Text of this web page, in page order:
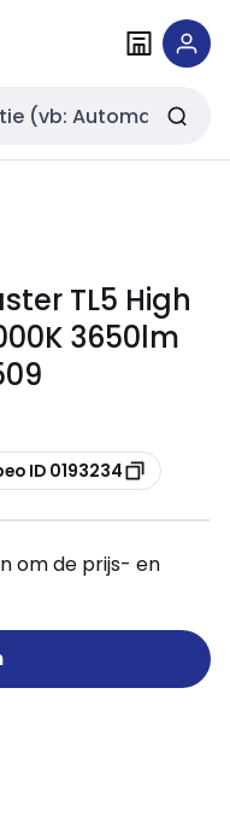
TL5 High
3650lm
ID 0193234
om de prijs- en